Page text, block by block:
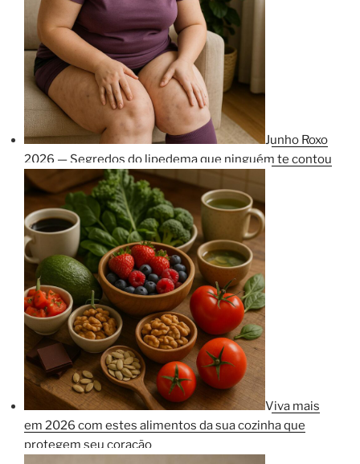
Junho Roxo
2026 — Segredos do lipedema que ninguém te contou
Viva mais
em 2026 com estes alimentos da sua cozinha que
protegem seu coração